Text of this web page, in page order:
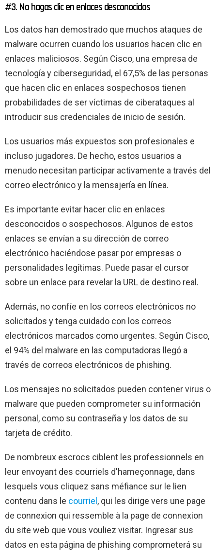
#3. No hagas clic en enlaces desconocidos
Los datos han demostrado que muchos ataques de
malware ocurren cuando los usuarios hacen clic en
enlaces maliciosos. Según Cisco, una empresa de
tecnología y ciberseguridad, el 67,5% de las personas
que hacen clic en enlaces sospechosos tienen
probabilidades de ser víctimas de ciberataques al
introducir sus credenciales de inicio de sesión.
Los usuarios más expuestos son profesionales e
incluso jugadores. De hecho, estos usuarios a
menudo necesitan participar activamente a través del
correo electrónico y la mensajería en línea.
Es importante evitar hacer clic en enlaces
desconocidos o sospechosos. Algunos de estos
enlaces se envían a su dirección de correo
electrónico haciéndose pasar por empresas o
personalidades legítimas. Puede pasar el cursor
sobre un enlace para revelar la URL de destino real.
Además, no confíe en los correos electrónicos no
solicitados y tenga cuidado con los correos
electrónicos marcados como urgentes. Según Cisco,
el 94% del malware en las computadoras llegó a
través de correos electrónicos de phishing.
Los mensajes no solicitados pueden contener virus o
malware que pueden comprometer su información
personal, como su contraseña y los datos de su
tarjeta de crédito.
De nombreux escrocs ciblent les professionnels en
leur envoyant des courriels d'hameçonnage, dans
lesquels vous cliquez sans méfiance sur le lien
contenu dans le courriel , qui les dirige vers une page
de connexion qui ressemble à la page de connexion
du site web que vous vouliez visitar. Ingresar sus
datos en esta página de phishing comprometerá su